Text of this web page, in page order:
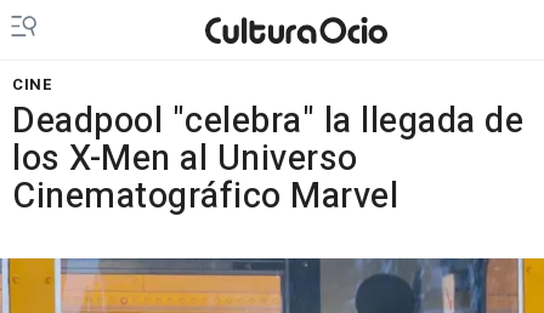
CINE
Deadpool "celebra" la llegada de
los X-Men al Universo
Cinematográfico Marvel